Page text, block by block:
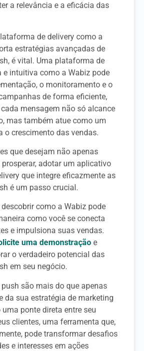
a relevância e a eficácia das
de delivery como a
estratégias avançadas de
é vital. Uma plataforma de
e intuitiva como a Wabiz pode
o monitoramento e o
de forma eficiente,
mensagem não só alcance
mas também atue como um
o crescimento das vendas.
que desejam não apenas
prosperar, adotar um aplicativo
que integre eficazmente as
é um passo crucial.
como a Wabiz pode
como você se conecta
e impulsiona suas vendas.
uma demonstração e
o verdadeiro potencial das
em seu negócio.
são mais do que apenas
da sua estratégia de marketing
ponte direta entre seu
clientes, uma ferramenta que,
pode transformar desafios
e interesses em ações